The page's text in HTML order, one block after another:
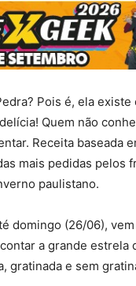
Pois é, ela
Quem não
Receita baseada
mais pedidas pelos
paulistano.
domingo (26/06),
a grande estrela
gratinada e sem